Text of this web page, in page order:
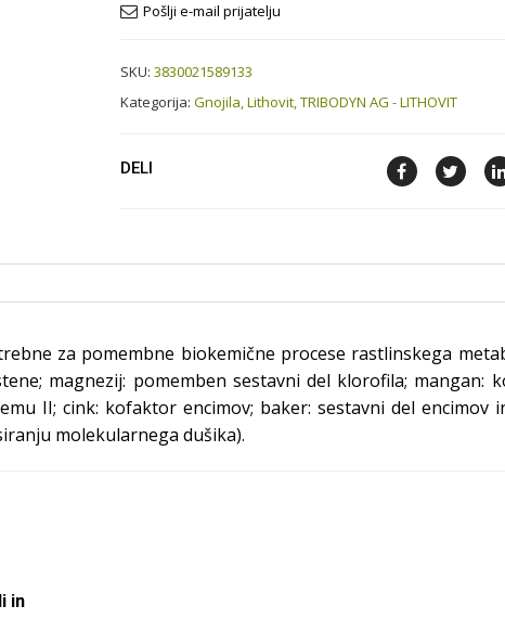
Pošlji e-mail prijatelju
SKU: 3830021589133
Kategorija: Gnojila,Lithovit,TRIBODYN AG - LITHOVIT
DELI
za pomembne biokemične procese rastlinskega
magnezij: pomemben sestavni del klorofila; mangan:
II; cink: kofaktor encimov; baker: sestavni del encimov
molekularnega dušika).
in